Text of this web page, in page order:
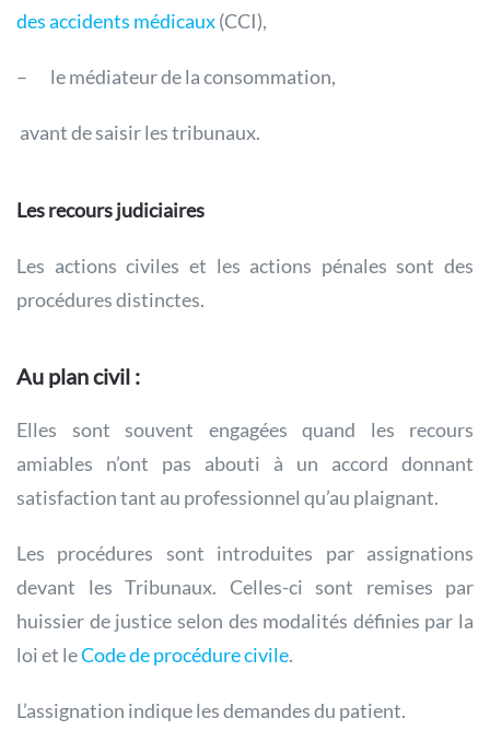
des accidents médicaux(CCI),
– le médiateur de la consommation,
avant de saisir les tribunaux.
Les recours judiciaires
Les actions civiles et les actions pénales sont des
procédures distinctes.
Au plan civil :
Elles sont souvent engagées quand les recours
amiables n’ont pas abouti à un accord donnant
satisfaction tant au professionnel qu’au plaignant.
Les procédures sont introduites par assignations
devant les Tribunaux. Celles-ci sont remises par
huissier de justice selon des modalités définies par la
loi et leCode de procédure civile.
L’assignation indique les demandes du patient.